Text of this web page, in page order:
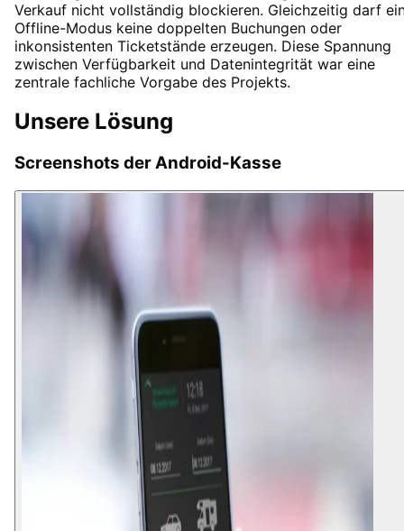
Verkauf nicht vollständig blockieren. Gleichzeitig darf
Offline-Modus keine doppelten Buchungen oder
inkonsistenten Ticketstände erzeugen. Diese Spannung
zwischen Verfügbarkeit und Datenintegrität war eine
zentrale fachliche Vorgabe des Projekts.
Unsere Lösung
Screenshots der Android-Kasse